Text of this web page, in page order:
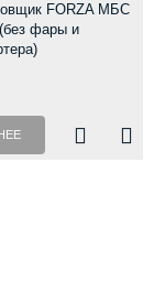
FORZA МБС
фары и